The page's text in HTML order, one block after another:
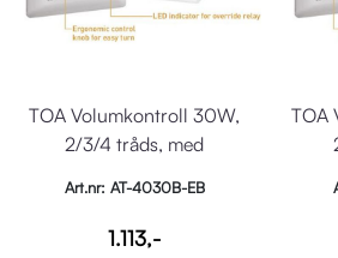
TOA Volumkontroll 30W,
2/3/4 tråds, med
Art.nr: AT-4030B-EB
1.113,-
TOA